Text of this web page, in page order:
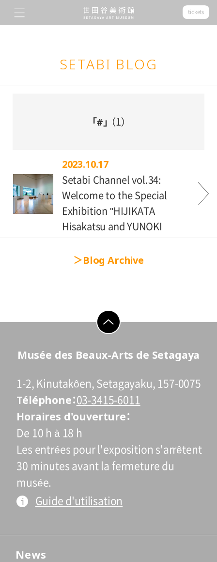
tickets
SETABI BLOG
「#」 （1）
2023.10.17
Setabi Channel vol.34:
Welcome to the Special
Exhibition "HIJIKATA
Hisakatsu and YUNOKI
Blog Archive
go to top
Musée des Beaux-Arts de Setagaya
1-2, Kinutakôen, Setagayaku, 157-0075
Téléphone 03-3415-6011
Horaires d'ouverture
De 10 h à 18 h
Les entrées pour l'exposition s'arrêtent
30 minutes avant la fermeture du
musée.
Guide d'utilisation
News